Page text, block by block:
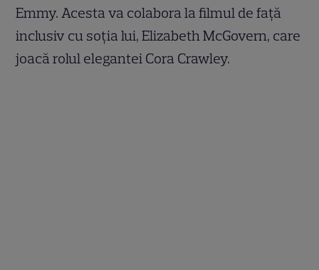
Emmy. Acesta va colabora la filmul de față
inclusiv cu soția lui, Elizabeth McGovern, care
joacă rolul elegantei Cora Crawley.